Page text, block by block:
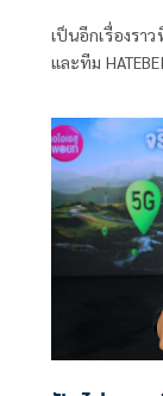
เป็นอีกเรื่องร
และทีม
สภากาชาดไท